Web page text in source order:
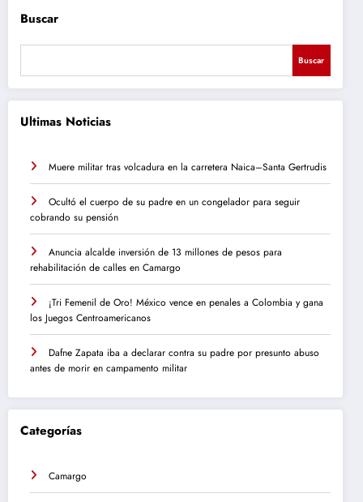
Buscar
Buscar
Ultimas Noticias
Muere militar tras volcadura en la carretera Naica–Santa Gertrudis
Ocultó el cuerpo de su padre en un congelador para seguir
cobrando su pensión
Anuncia alcalde inversión de 13 millones de pesos para
rehabilitación de calles en Camargo
¡Tri Femenil de Oro! México vence en penales a Colombia y gana
los Juegos Centroamericanos
Dafne Zapata iba a declarar contra su padre por presunto abuso
antes de morir en campamento militar
Categorías
Camargo